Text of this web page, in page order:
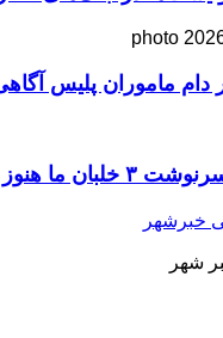
دام ماموران پلیس
مشخص نیست
شهر